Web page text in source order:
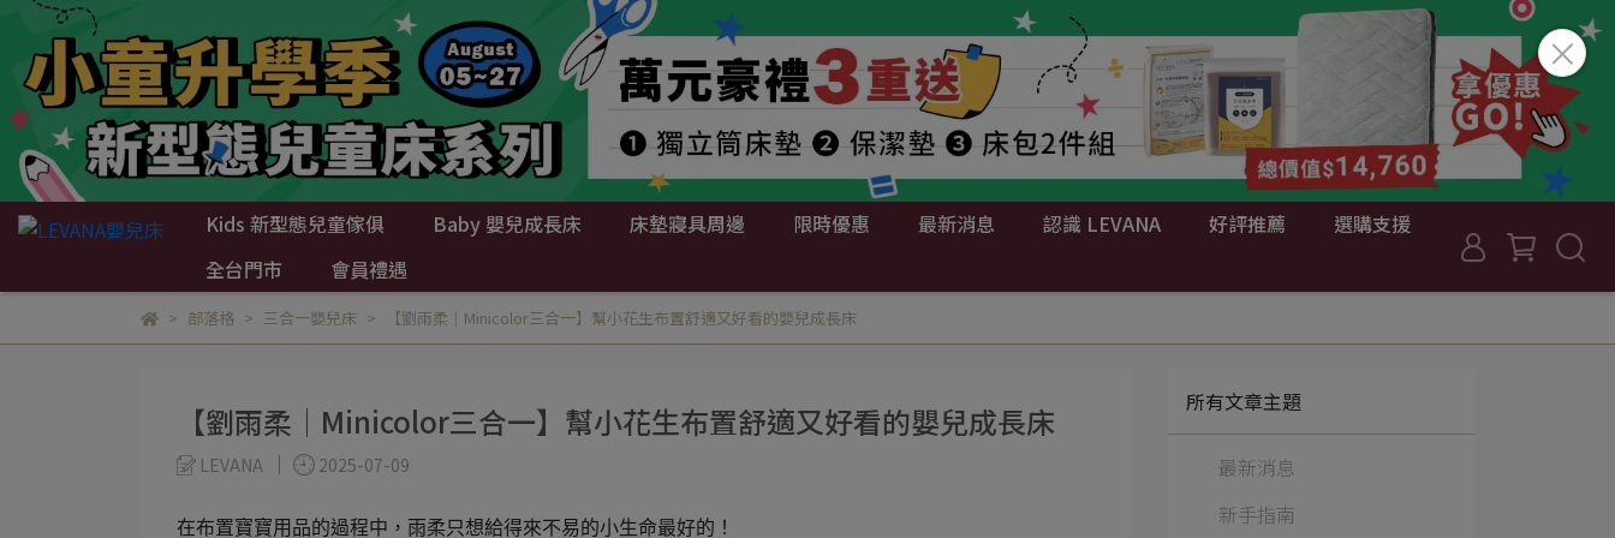
Kids 新型態兒童傢俱 Baby 嬰兒成長床 床墊寢具周邊 限時優惠 最新消息 認識 LEVANA 好評推薦
選購支援
全台門市
會員禮遇
部落格 三合一嬰兒床 【劉雨柔│Minicolor三合一】幫小花生布置舒適又好看的嬰兒成長床
【劉雨柔│Minicolor三合一】幫小花生布置舒適又好看的嬰兒成長床
LEVANA 2025-07-09
在布置寶寶用品的過程中，雨柔只想給得來不易的小生命最好的！
所有文章主題
最新消息
新手指南